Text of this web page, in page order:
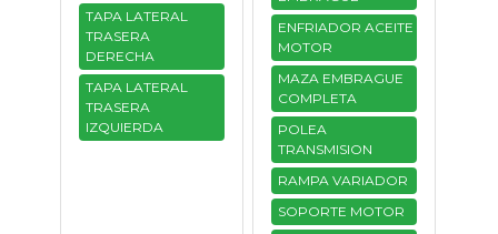
TAPA LATERAL
TRASERA
DERECHA
TAPA LATERAL
TRASERA
IZQUIERDA
ENFRIADOR ACEITE
MOTOR
MAZA EMBRAGUE
COMPLETA
POLEA
TRANSMISION
RAMPA VARIADOR
SOPORTE MOTOR